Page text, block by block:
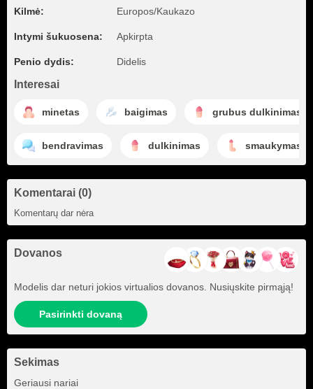
Kilmė: Europos/Kaukazo
Intymi šukuosena: Apkirpta
Penio dydis: Didelis
Interesai
minetas baigimas grubus dulkinimas
bendravimas dulkinimas smaukymas
Komentarai (0)
Komentarų dar nėra
Dovanos
Modelis dar neturi jokios virtualios dovanos. Nusiųskite pirmąją!
Pasirinkti dovaną
Sekimas
Geriausi nariai